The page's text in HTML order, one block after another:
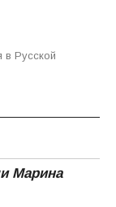
в Русской
Марина